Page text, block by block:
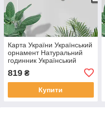
Карта України Український
орнамент Натуральний
годинник Український
Красивий декор стіни
Фігурний годинни
819 ₴
Купити